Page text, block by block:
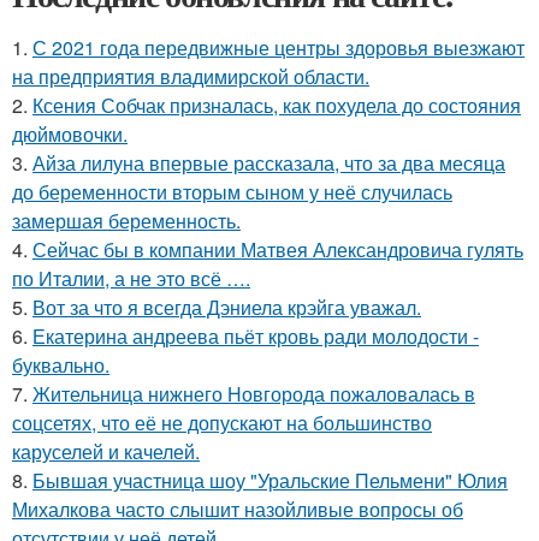
1. С 2021 года передвижные центры здоровья выезжают
на предприятия владимирской области.
2. Ксения Собчак призналась, как похудела до состояния
дюймовочки.
3. Айза лилуна впервые рассказала, что за два месяца
до беременности вторым сыном у неё случилась
замершая беременность.
4. Сейчас бы в компании Матвея Александровича гулять
по Италии, а не это всё ….
5. Вот за что я всегда Дэниела крэйга уважал.
6. Екатерина андреева пьёт кровь ради молодости -
буквально.
7. Жительница нижнего Новгорода пожаловалась в
соцсетях, что её не допускают на большинство
каруселей и качелей.
8. Бывшая участница шоу "Уральские Пельмени" Юлия
Михалкова часто слышит назойливые вопросы об